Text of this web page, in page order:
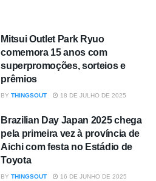
Mitsui Outlet Park Ryuo
comemora 15 anos com
superpromoções, sorteios e
prêmios
BY THINGSOUT 18 DE JULHO DE 2025
Brazilian Day Japan 2025 chega
pela primeira vez à província de
Aichi com festa no Estádio de
Toyota
BY THINGSOUT 16 DE JUNHO DE 2025